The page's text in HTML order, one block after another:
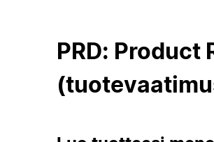
PRD: Product